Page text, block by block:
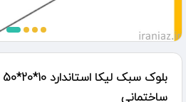
ساختمانی